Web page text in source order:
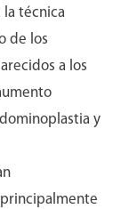
técnica
de los
a los
y